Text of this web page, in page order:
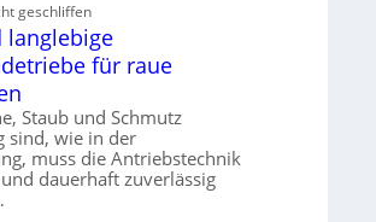
geschliffen
langlebige
für raue
Staub und Schmutz
sind, wie in der
muss die Antriebstechnik
dauerhaft zuverlässig